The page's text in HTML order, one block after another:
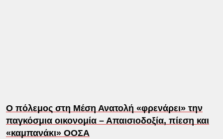
Ο πόλεμος στη Μέση Ανατολή «φρενάρει» την
παγκόσμια οικονομία – Απαισιοδοξία, πίεση και
«καμπανάκι» ΟΟΣΑ